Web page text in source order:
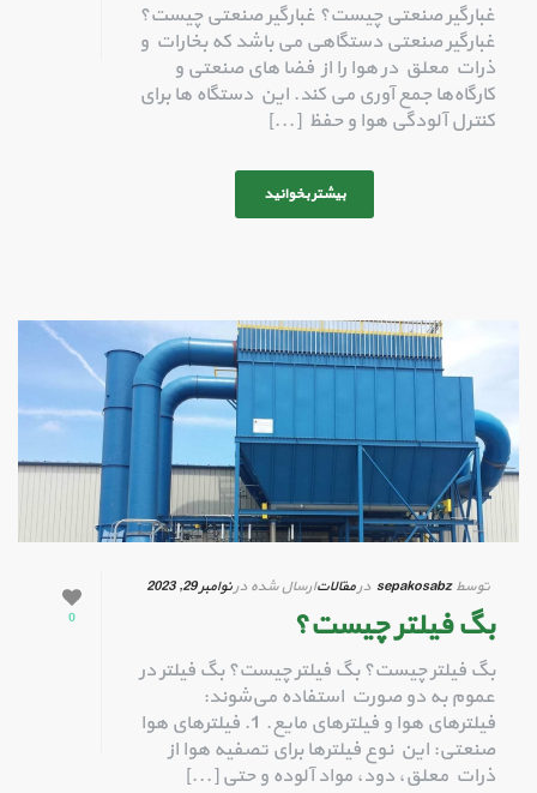
غبارگیر صنعتی چیست؟ غبارگیر صنعتی چیست؟
غبارگیر صنعتی دستگاهی می باشد که بخارات و
ذرات معلق در هوا را از فضا های صنعتی و
کارگاه‌ها جمع‌ آوری می‌ کند. این دستگاه‌ ها برای
کنترل آلودگی هوا و حفظ [...]
بیشتر بخوانید
0
توسطsepakosabz درمقالاتارسال شده درنوامبر 29, 2023
بگ فیلتر چیست؟
بگ فیلتر چیست؟ بگ فیلتر چیست؟ بگ فیلتر در
عموم به دو صورت استفاده می‌شوند:
فیلترهای هوا و فیلترهای مایع. 1. فیلترهای هوا
صنعتی: این نوع فیلترها برای تصفیه هوا از
ذرات معلق، دود، مواد آلوده و حتی [...]